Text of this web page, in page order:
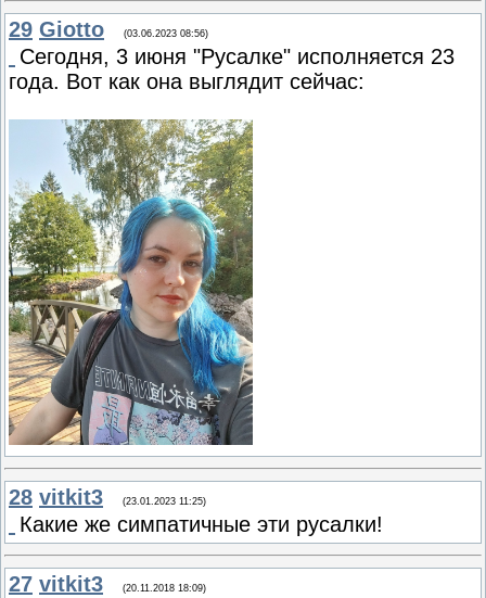
29 Giotto (03.06.2023 08:56)
Сегодня, 3 июня "Русалке" исполняется 23
года. Вот как она выглядит сейчас:
28 vitkit3 (23.01.2023 11:25)
Какие же симпатичные эти русалки!
27 vitkit3 (20.11.2018 18:09)